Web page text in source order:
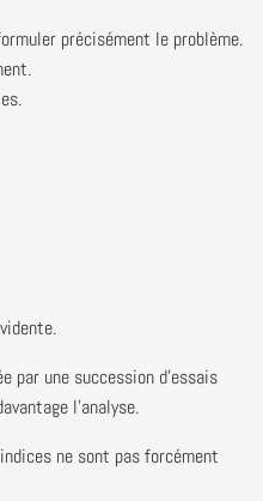
précisément le problème.
par une succession d'essais
l'analyse.
ne sont pas forcément